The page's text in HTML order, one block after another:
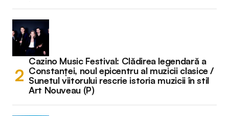
Cazino Music Festival: Clădirea legendară a
Constanței, noul epicentru al muzicii clasice /
Sunetul viitorului rescrie istoria muzicii în stil
Art Nouveau (P)